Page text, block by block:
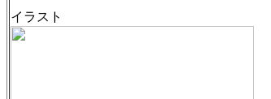
イラスト